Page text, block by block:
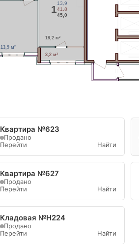
3,2 м²
13,9 м²
19,2 м²
113,9
41,8
45,0
Квартира №623
Продано
Перейти
Найти
Квартира №627
Продано
Перейти
Найти
Кладовая №Н224
Продано
Перейти
Найти